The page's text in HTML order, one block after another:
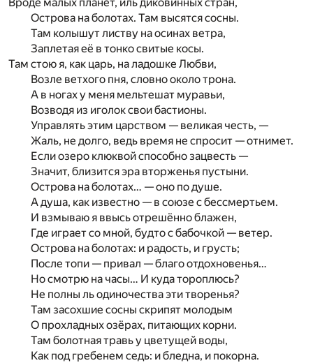
Острова на болотах. Там высятся сосны.
Там колышут листву на осинах ветра,
Заплетая её в тонко свитые косы.
Там стою я, как царь, на ладошке Любви,
Возле ветхого пня, словно около трона.
А в ногах у меня мельтешат муравьи,
Возводя из иголок свои бастионы.
Управлять этим царством — великая честь, —
Жаль, не долго, ведь время не спросит — отнимет.
Если озеро клюквой способно зацвесть —
Значит, близится эра вторженья пустыни.
Острова на болотах… — оно по душе.
А душа, как известно — в союзе с бессмертьем.
И взмываю я ввысь отрешённо блажен,
Где играет со мной, будто с бабочкой — ветер.
Острова на болотах: и радость, и грусть;
После топи — привал — благо отдохновенья…
Но смотрю на часы… И куда тороплюсь?
Не полны ль одиночества эти творенья?
Там засохшие сосны скрипят молодым
О прохладных озёрах, питающих корни.
Там болотная травь у цветущей воды,
Как под гребенем седь: и бледна, и покорна.